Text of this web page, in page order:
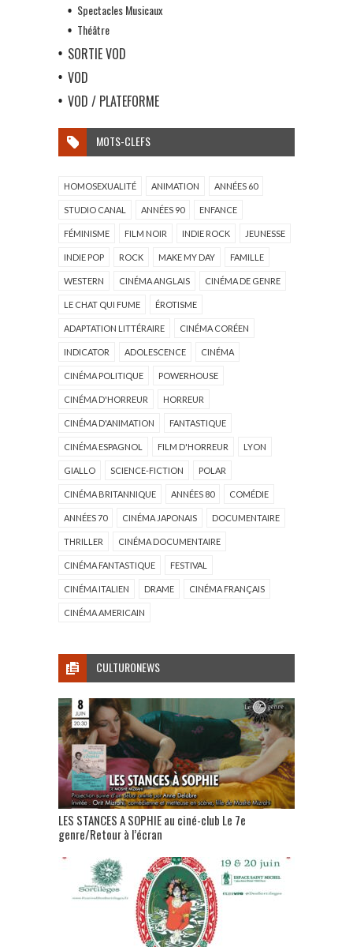
Spectacles Musicaux
Théâtre
SORTIE VOD
VOD
VOD / PLATEFORME
MOTS-CLEFS
HOMOSEXUALITÉ ANIMATION ANNÉES 60
STUDIO CANAL ANNÉES 90 ENFANCE
FÉMINISME FILM NOIR INDIE ROCK JEUNESSE
INDIE POP ROCK MAKE MY DAY FAMILLE
WESTERN CINÉMA ANGLAIS CINÉMA DE GENRE
LE CHAT QUI FUME ÉROTISME
ADAPTATION LITTÉRAIRE CINÉMA CORÉEN
INDICATOR ADOLESCENCE CINÉMA
CINÉMA POLITIQUE POWERHOUSE
CINÉMA D'HORREUR HORREUR
CINÉMA D'ANIMATION FANTASTIQUE
CINÉMA ESPAGNOL FILM D'HORREUR LYON
GIALLO SCIENCE-FICTION POLAR
CINÉMA BRITANNIQUE ANNÉES 80 COMÉDIE
ANNÉES 70 CINÉMA JAPONAIS DOCUMENTAIRE
THRILLER CINÉMA DOCUMENTAIRE
CINÉMA FANTASTIQUE FESTIVAL
CINÉMA ITALIEN DRAME CINÉMA FRANÇAIS
CINÉMA AMERICAIN
CULTURONEWS
LES STANCES A SOPHIE au ciné-club Le 7e
genre/Retour à l’écran